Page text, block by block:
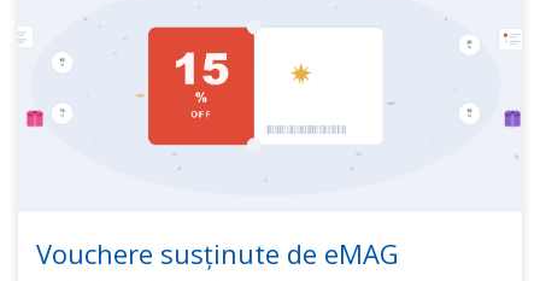
Vouchere susținute de eMAG